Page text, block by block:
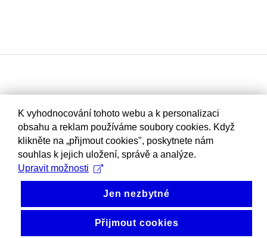
K vyhodnocování tohoto webu a k personalizaci
obsahu a reklam používáme soubory cookies. Když
klikněte na „přijmout cookies", poskytnete nám
souhlas k jejich uložení, správě a analýze.
Upravit možnosti
Jen nezbytné
Přijmout cookies